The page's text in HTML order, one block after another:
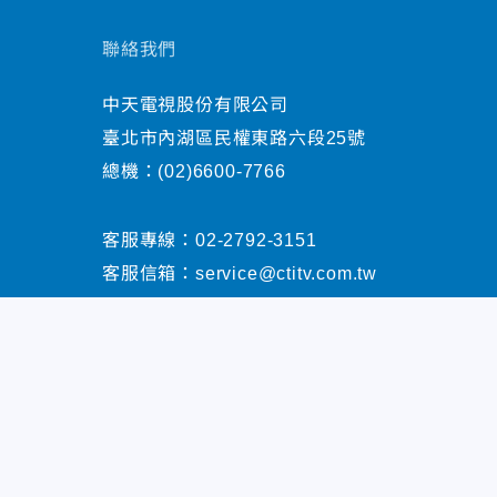
聯絡我們
中天電視股份有限公司
臺北市內湖區民權東路六段25號
總機： (02)6600-7766
客服專線： 02-2792-3151
客服信箱： service@ctitv.com.tw